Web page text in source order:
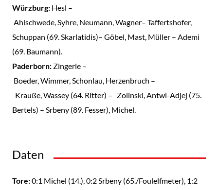
Würzburg: Hesl –
Ahlschwede, Syhre, Neumann, Wagner– Taffertshofer,
Schuppan (69. Skarlatidis)– Göbel, Mast, Müller – Ademi
(69. Baumann).
Paderborn: Zingerle –
Boeder, Wimmer, Schonlau, Herzenbruch –
Krauße, Wassey (64. Ritter) – Zolinski, Antwi-Adjej (75.
Bertels) – Srbeny (89. Fesser), Michel.
Daten
Tore:0:1 Michel (14.), 0:2 Srbeny (65./Foulelfmeter), 1:2